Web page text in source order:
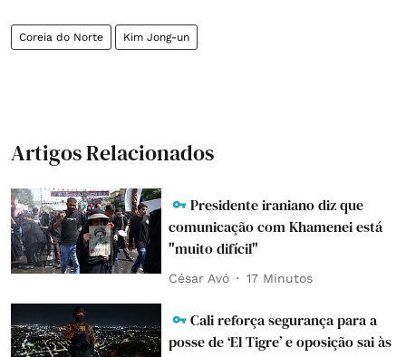
Coreia do Norte Kim Jong-un
Artigos Relacionados
Presidente iraniano diz que
comunicação com Khamenei está
"muito difícil"
César Avó 17 Minutos
Cali reforça segurança para a
posse de ‘El Tigre’ e oposição sai às